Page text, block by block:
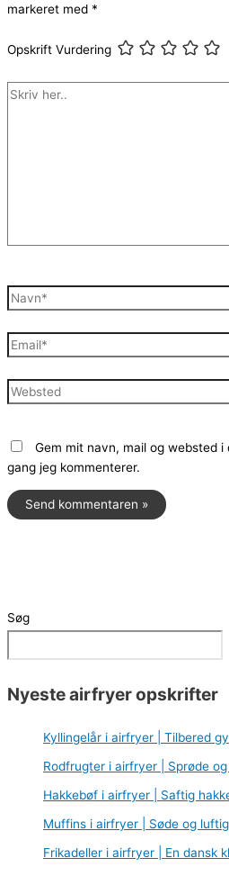
markeret med *
Opskrift Vurdering
Skriv
Navn*
Email*
Websted
Gem mit navn, mail og websted
gang jeg kommenterer.
Søg
Nyeste airfryer opskrifter
Kyllingelår i airfryer | Tilbered
Rodfrugter i airfryer | Sprøde
Hakkebøf i airfryer | Saftig
Muffins i airfryer | Søde og
Frikadeller i airfryer | En dansk